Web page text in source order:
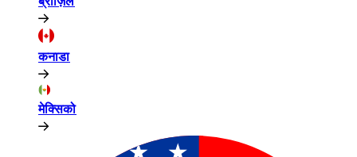
कनाडा​​
मेक्सिको​​